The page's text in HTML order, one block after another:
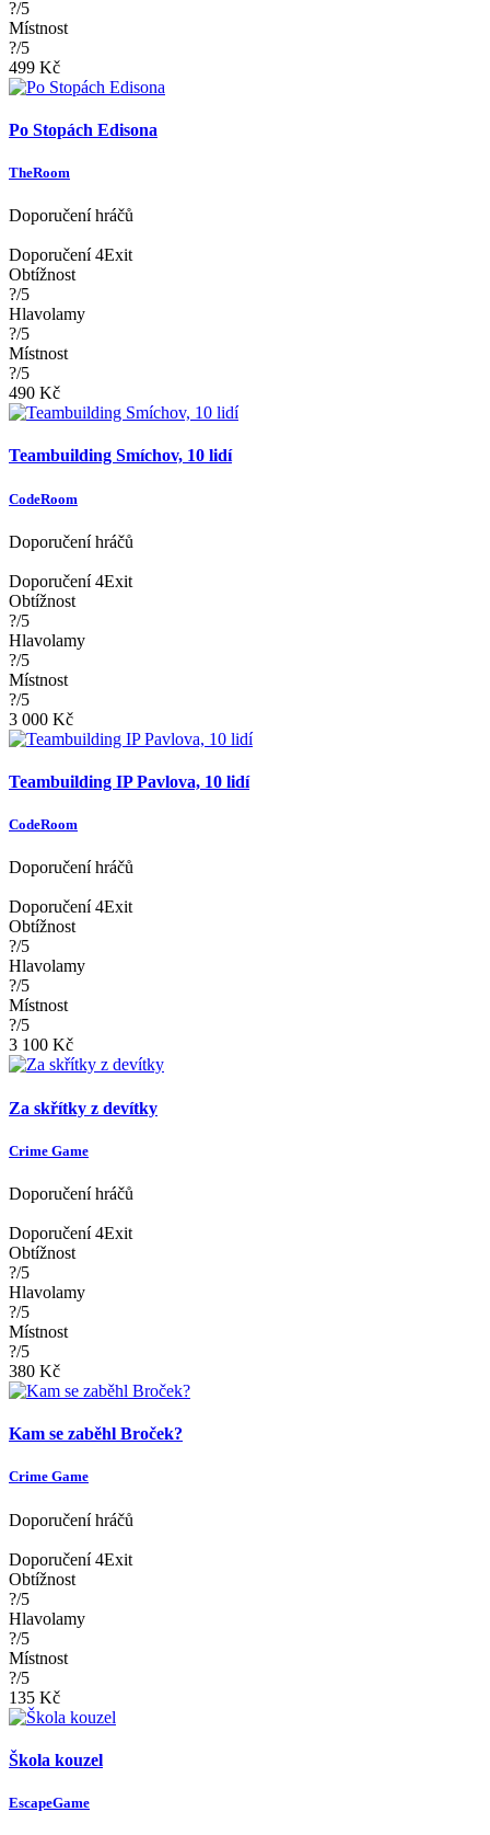
?/5
Místnost
?/5
499 Kč
Po Stopách Edisona
TheRoom
Doporučení hráčů
Doporučení 4Exit
Obtížnost
?/5
Hlavolamy
?/5
Místnost
?/5
490 Kč
Teambuilding Smíchov, 10 lidí
CodeRoom
Doporučení hráčů
Doporučení 4Exit
Obtížnost
?/5
Hlavolamy
?/5
Místnost
?/5
3 000 Kč
Teambuilding IP Pavlova, 10 lidí
CodeRoom
Doporučení hráčů
Doporučení 4Exit
Obtížnost
?/5
Hlavolamy
?/5
Místnost
?/5
3 100 Kč
Za skřítky z devítky
Crime Game
Doporučení hráčů
Doporučení 4Exit
Obtížnost
?/5
Hlavolamy
?/5
Místnost
?/5
380 Kč
Kam se zaběhl Broček?
Crime Game
Doporučení hráčů
Doporučení 4Exit
Obtížnost
?/5
Hlavolamy
?/5
Místnost
?/5
135 Kč
Škola kouzel
EscapeGame